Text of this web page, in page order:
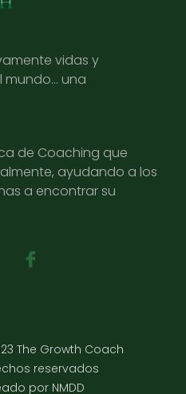
vidas y
mundo… una
de Coaching que
ayudando a los
a encontrar su
The Growth Coach
reservados
por NMDD